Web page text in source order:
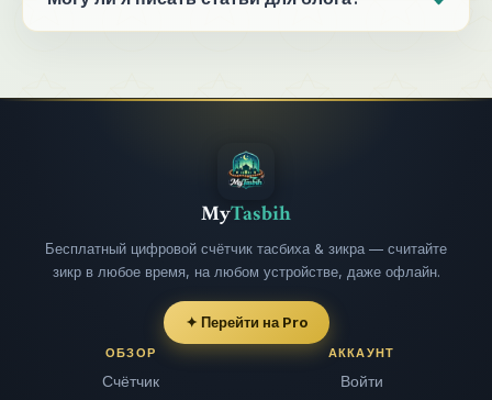
MyTasbih
Бесплатный цифровой счётчик тасбиха & зикра — считайте
зикр в любое время, на любом устройстве, даже офлайн.
✦ Перейти на Pro
ОБЗОР
Счётчик
АККАУНТ
Войти